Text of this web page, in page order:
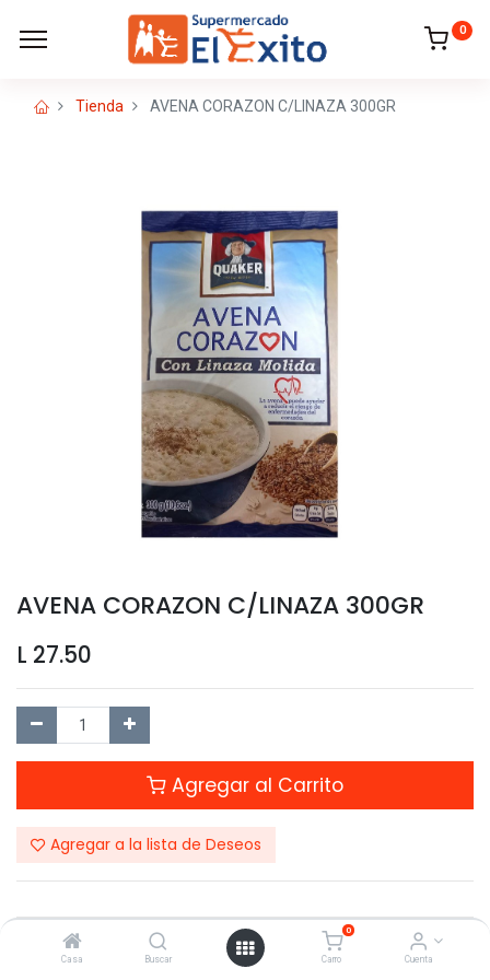
Casa Buscar
0
Carro Cuenta
0
Tienda AVENA CORAZON C/LINAZA 300GR
AVENA CORAZON C/LINAZA 300GR
L 27.50
Agregar al Carrito
Agregar a la lista de Deseos
Compartir este Producto: